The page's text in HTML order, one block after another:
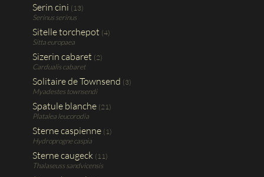
Serin cini (13)
Serinus serinus
Sitelle torchepot (4)
Sitta europaea
Sizerin cabaret (2)
Cardualis cabaret
Solitaire de Townsend (3)
Myadestes townsendi
Spatule blanche (21)
Platalea leucorodia
Sterne caspienne (1)
Hydroprogne caspia
Sterne caugeck (11)
Thalaseuss sandvicensis